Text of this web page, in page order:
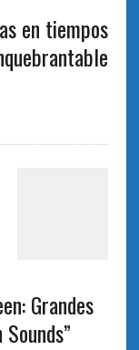
en tiempos
Grandes